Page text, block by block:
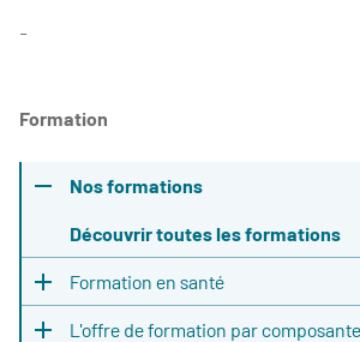
-
Formation
Nos formations
Découvrir toutes les formations
Formation en santé
L'offre de formation par composante